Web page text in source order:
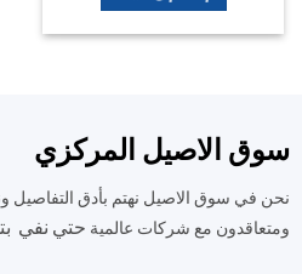
سوق الاصيل المركزي
نحن في سوق الاصيل نهتم بأدق التفاصيل
ومتعاقدون مع شركات عالمية حتي نفي